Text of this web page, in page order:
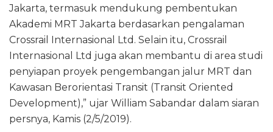
Jakarta, termasuk mendukung pembentukan
Akademi MRT Jakarta berdasarkan pengalaman
Crossrail Internasional Ltd. Selain itu, Crossrail
Internasional Ltd juga akan membantu di area studi
penyiapan proyek pengembangan jalur MRT dan
Kawasan Berorientasi Transit (Transit Oriented
Development),” ujar William Sabandar dalam siaran
persnya, Kamis (2/5/2019).